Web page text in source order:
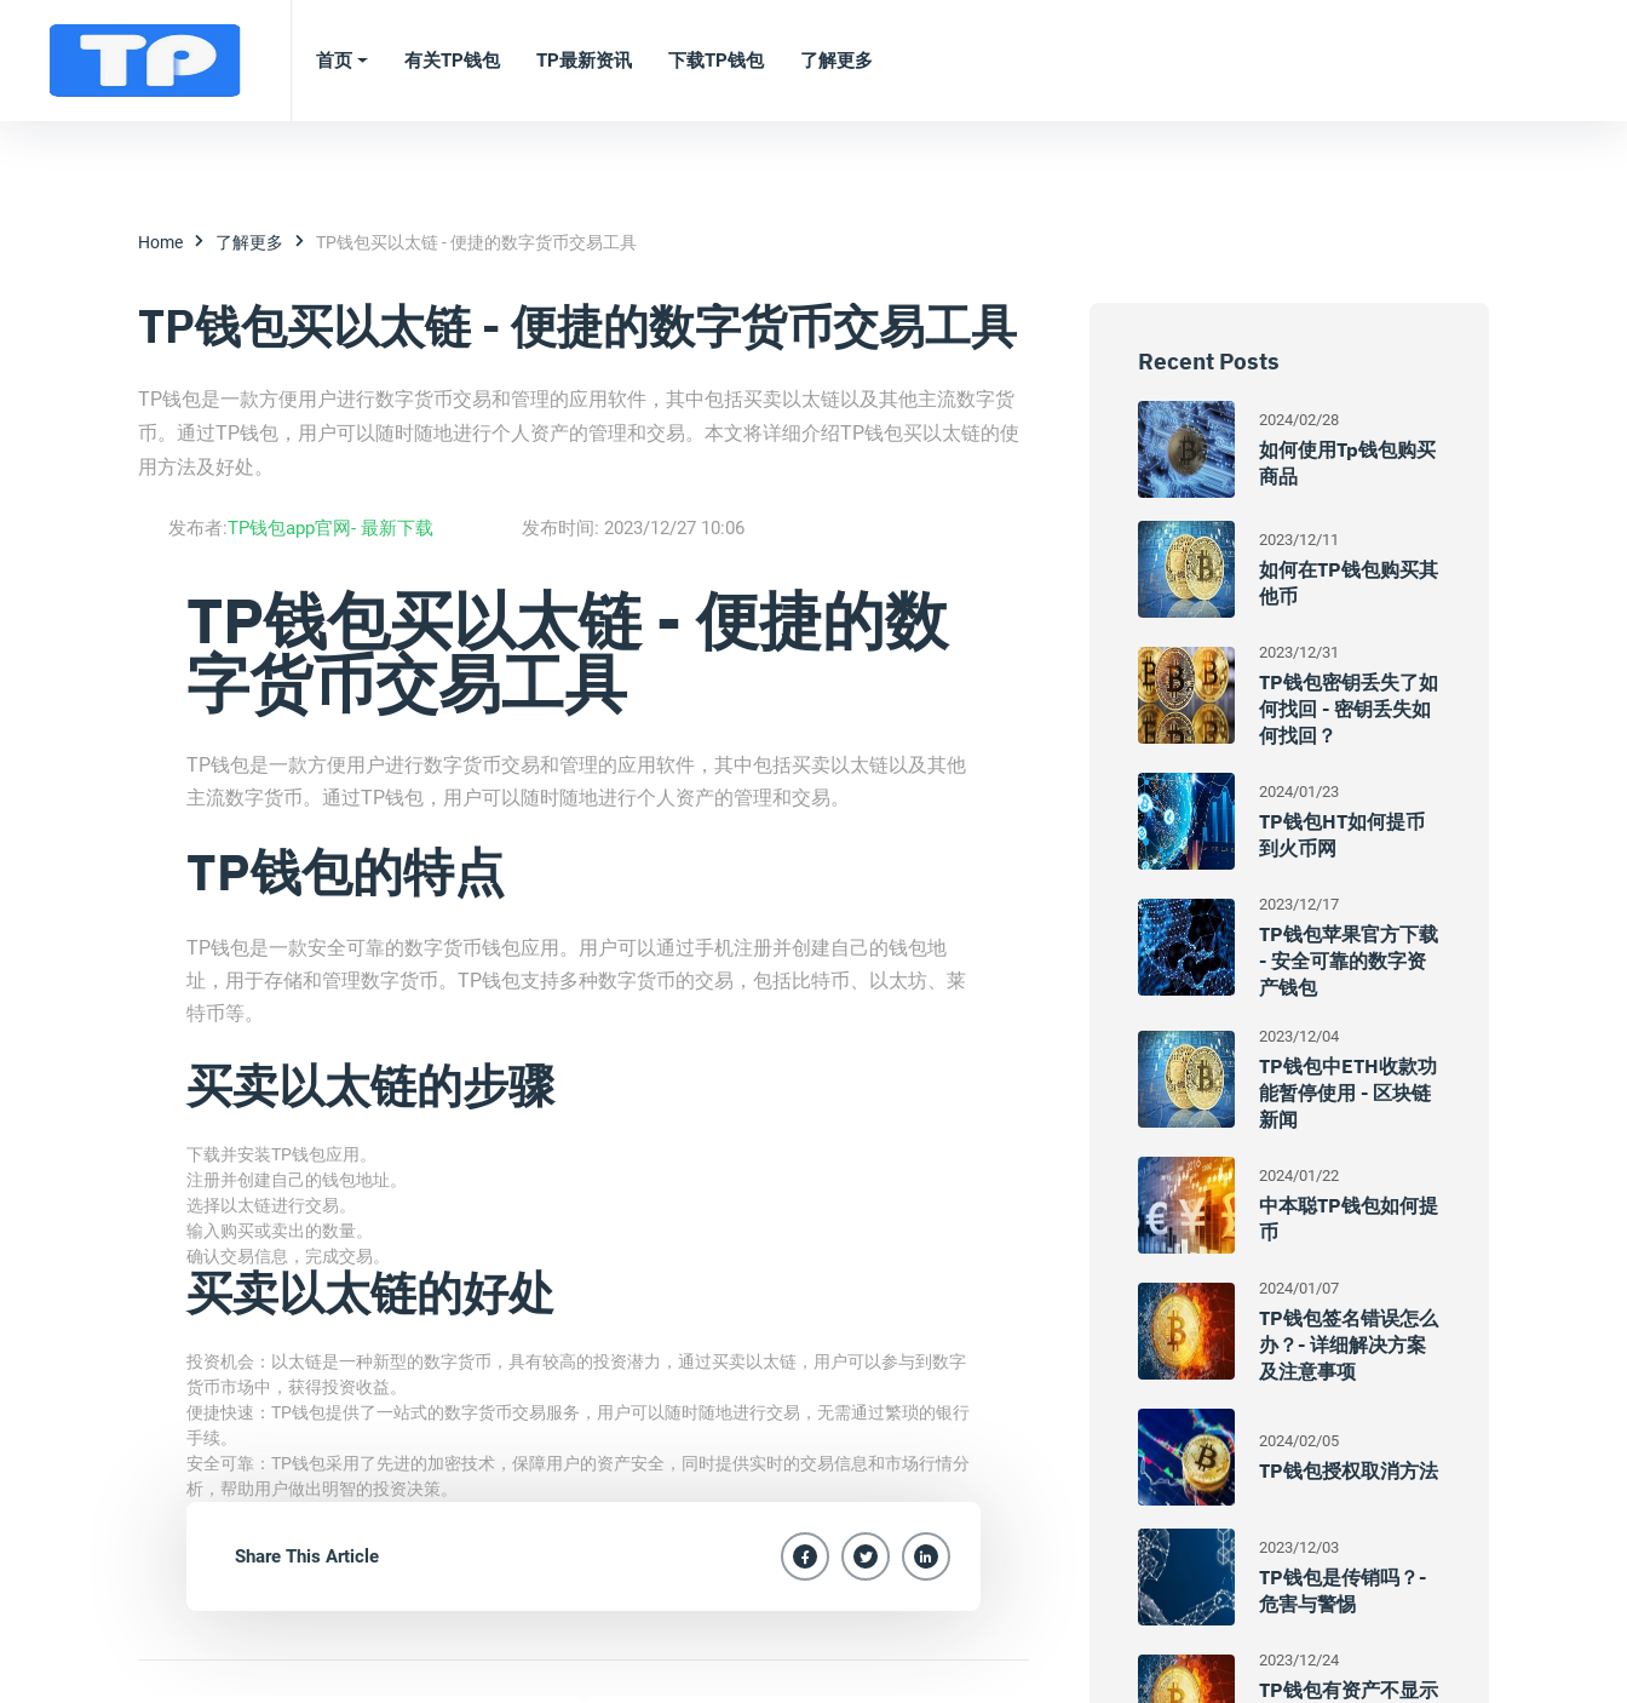
首页 有关TP钱包 TP最新资讯 下载TP钱包 了解更多
Home 了解更多 TP钱包买以太链 - 便捷的数字货币交易工具
TP钱包买以太链 - 便捷的数字货币交易工具
TP钱包是一款方便用户进行数字货币交易和管理的应用软件，其中包括买卖以太链以及其他主流数字货
币。通过TP钱包，用户可以随时随地进行个人资产的管理和交易。本文将详细介绍TP钱包买以太链的使
用方法及好处。
发布者:TP钱包app官网- 最新下载 发布时间: 2023/12/27 10:06
TP钱包买以太链 - 便捷的数
字货币交易工具
TP钱包是一款方便用户进行数字货币交易和管理的应用软件，其中包括买卖以太链以及其他
主流数字货币。通过TP钱包，用户可以随时随地进行个人资产的管理和交易。
TP钱包的特点
TP钱包是一款安全可靠的数字货币钱包应用。用户可以通过手机注册并创建自己的钱包地
址，用于存储和管理数字货币。TP钱包支持多种数字货币的交易，包括比特币、以太坊、莱
特币等。
买卖以太链的步骤
下载并安装TP钱包应用。
注册并创建自己的钱包地址。
选择以太链进行交易。
输入购买或卖出的数量。
确认交易信息，完成交易。
买卖以太链的好处
投资机会：以太链是一种新型的数字货币，具有较高的投资潜力，通过买卖以太链，用户可以参与到数字
货币市场中，获得投资收益。
便捷快速：TP钱包提供了一站式的数字货币交易服务，用户可以随时随地进行交易，无需通过繁琐的银行
手续。
安全可靠：TP钱包采用了先进的加密技术，保障用户的资产安全，同时提供实时的交易信息和市场行情分
析，帮助用户做出明智的投资决策。
Share This Article
Recent Posts
2024/02/28
如何使用tp钱包购买
商品
2023/12/11
如何在TP钱包购买其
他币
2023/12/31
TP钱包密钥丢失了如
何找回 - 密钥丢失如
何找回？
2024/01/23
TP钱包HT如何提币
到火币网
2023/12/17
TP钱包苹果官方下载
- 安全可靠的数字资
产钱包
2023/12/04
TP钱包中ETH收款功
能暂停使用 - 区块链
新闻
2024/01/22
中本聪TP钱包如何提
币
2024/01/07
TP钱包签名错误怎么
办？- 详细解决方案
及注意事项
2024/02/05
TP钱包授权取消方法
2023/12/03
TP钱包是传销吗？-
危害与警惕
2023/12/24
TP钱包有资产不显示